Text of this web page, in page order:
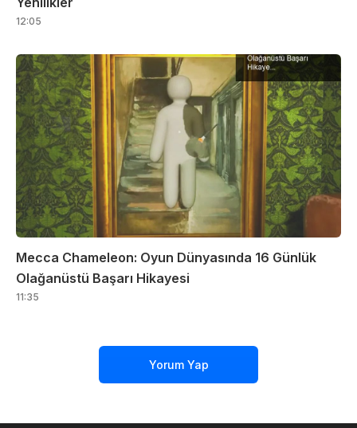
12:05
Mecca Chameleon: Oyun Dünyasında 16 Günlük
Olağanüstü Başarı Hikayesi
11:35
Yorum Yap